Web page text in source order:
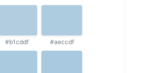
#b1cddf #aeccdf